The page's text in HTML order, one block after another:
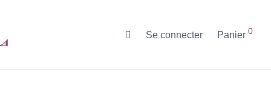
Se connecter Panier 0